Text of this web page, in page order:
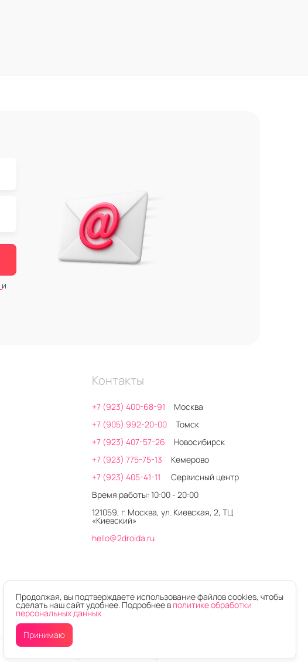
и
Контакты
+7 (923) 400-68-91
Москва
+7 (905) 992-20-00
Томск
+7 (923) 407-57-26
Новосибирск
+7 (923) 775-75-13
Кемерово
+7 (923) 405-41-11
Сервисный центр
Время работы: 10:00 - 20:00
121059, г. Москва, ул. Киевская, 2, ТЦ
«Киевский»
hello@2droida.ru
Продолжая, вы подтверждаете использование файлов cookies, чтобы
сделать наш сайт удобнее. Подробнее в политике обработки
персональных данных
Принимаю